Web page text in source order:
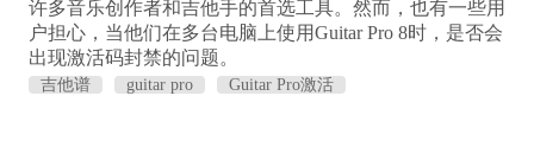
许多音乐创作者和吉他手的首选工具。然而，也有一些用
户担心，当他们在多台电脑上使用Guitar Pro 8时，是否会
出现激活码封禁的问题。
吉他谱 guitar pro Guitar Pro激活